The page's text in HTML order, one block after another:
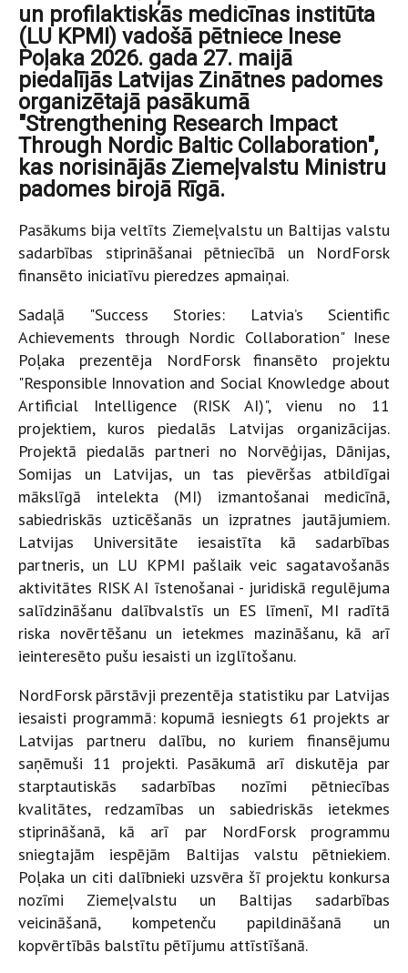
un profilaktiskās medicīnas institūta
(LU KPMI) vadošā pētniece Inese
Poļaka 2026. gada 27. maijā
piedalījās Latvijas Zinātnes padomes
organizētajā pasākumā
"Strengthening Research Impact
Through Nordic Baltic Collaboration",
kas norisinājās Ziemeļvalstu Ministru
padomes birojā Rīgā.
Pasākums bija veltīts Ziemeļvalstu un Baltijas valstu
sadarbības stiprināšanai pētniecībā un NordForsk
finansēto iniciatīvu pieredzes apmaiņai.
Sadaļā "Success Stories: Latvia’s Scientific
Achievements through Nordic Collaboration" Inese
Poļaka prezentēja NordForsk finansēto projektu
"Responsible Innovation and Social Knowledge about
Artificial Intelligence (RISK AI)", vienu no 11
projektiem, kuros piedalās Latvijas organizācijas.
Projektā piedalās partneri no Norvēģijas, Dānijas,
Somijas un Latvijas, un tas pievēršas atbildīgai
mākslīgā intelekta (MI) izmantošanai medicīnā,
sabiedriskās uzticēšanās un izpratnes jautājumiem.
Latvijas Universitāte iesaistīta kā sadarbības
partneris, un LU KPMI pašlaik veic sagatavošanās
aktivitātes RISK AI īstenošanai - juridiskā regulējuma
salīdzināšanu dalībvalstīs un ES līmenī, MI radītā
riska novērtēšanu un ietekmes mazināšanu, kā arī
ieinteresēto pušu iesaisti un izglītošanu.
NordForsk pārstāvji prezentēja statistiku par Latvijas
iesaisti programmā: kopumā iesniegts 61 projekts ar
Latvijas partneru dalību, no kuriem finansējumu
saņēmuši 11 projekti. Pasākumā arī diskutēja par
starptautiskās sadarbības nozīmi pētniecības
kvalitātes, redzamības un sabiedriskās ietekmes
stiprināšanā, kā arī par NordForsk programmu
sniegtajām iespējām Baltijas valstu pētniekiem.
Poļaka un citi dalībnieki uzsvēra šī projektu konkursa
nozīmi Ziemeļvalstu un Baltijas sadarbības
veicināšanā, kompetenču papildināšanā un
kopvērtībās balstītu pētījumu attīstīšanā.